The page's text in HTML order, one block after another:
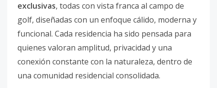
exclusivas, todas con vista franca al campo de
golf, diseñadas con un enfoque cálido, moderna y
funcional. Cada residencia ha sido pensada para
quienes valoran amplitud, privacidad y una
conexión constante con la naturaleza, dentro de
una comunidad residencial consolidada.